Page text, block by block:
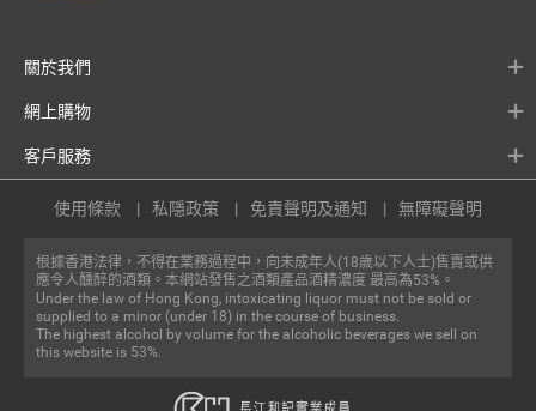
關於我們
網上購物
客戶服務
根據香港法律，不得在業務過程中，向未成年人(18歲以下人士)售賣或供
應令人醺醉的酒類。本網站發售之酒類產品酒精濃度 最高為53%。
Under the law of Hong Kong, intoxicating liquor must not be sold or
supplied to a minor (under 18) in the course of business.
The highest alcohol by volume for the alcoholic beverages we sell on
this website is 53%.
使用條款 私隱政策 免責聲明及通知 無障礙聲明